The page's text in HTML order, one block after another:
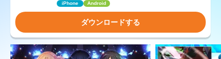
iPhone Android
ダウンロードする